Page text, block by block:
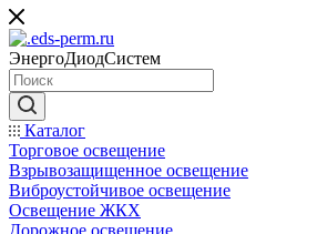
ЭнергоДиодСистем
Каталог
Торговое освещение
Взрывозащищенное освещение
Виброустойчивое освещение
Освещение ЖКХ
Дорожное освещение